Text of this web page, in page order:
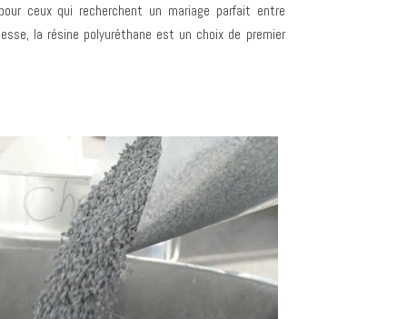
ceux qui recherchent un mariage parfait entre
la résine polyuréthane est un choix de premier